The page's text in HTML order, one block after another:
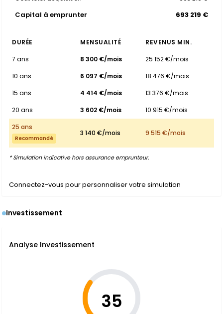
Capital à emprunter 693 219 €
DURÉE MENSUALITÉ
REVENUS MIN.
7 ans
8 300 €/mois
25 152 €/mois
10 ans
6 097 €/mois
18 476 €/mois
15 ans
4 414 €/mois
13 376 €/mois
20 ans
3 602 €/mois
10 915 €/mois
25 ans
Recommandé
3 140 €/mois 9 515 €/mois
* Simulation indicative hors assurance emprunteur.
Connectez-vous pour personnaliser votre simulation
Investissement
Analyse Investissement
35